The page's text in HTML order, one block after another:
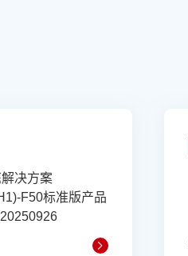
决方案
F50标准版产品